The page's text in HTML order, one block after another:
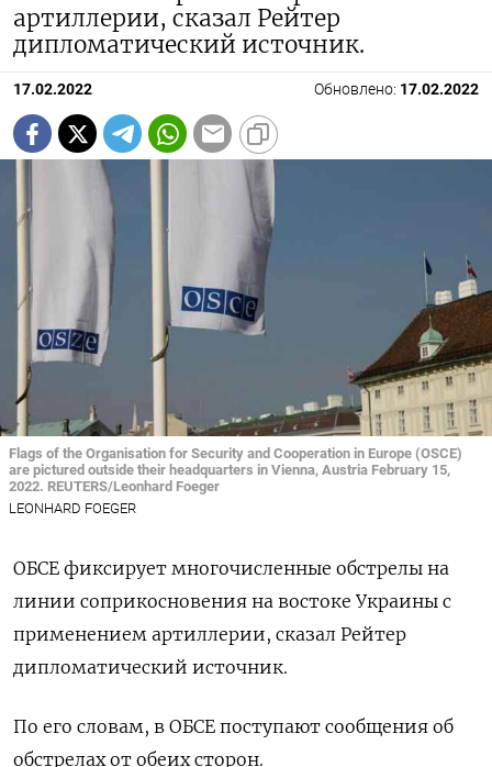
артиллерии, сказал Рейтер
дипломатический источник.
17.02.2022 Обновлено: 17.02.2022
Flags of the Organisation for Security and Cooperation in Europe (OSCE)
are pictured outside their headquarters in Vienna, Austria February 15,
2022. REUTERS/Leonhard Foeger
LEONHARD FOEGER
ОБСЕ фиксирует многочисленные обстрелы на
линии соприкосновения на востоке Украины с
применением артиллерии, сказал Рейтер
дипломатический источник.
По его словам, в ОБСЕ поступают сообщения об
обстрелах от обеих сторон.